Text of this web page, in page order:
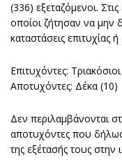
(336) εξεταζόμενοι.
οποίοι ζήτησαν να μην
καταστάσεις επιτυχίας
Επιτυχόντες:
Αποτυχόντες: Δέκα (10)
Δεν περιλαμβάνονται
αποτυχόντες που
της εξέτασής τους